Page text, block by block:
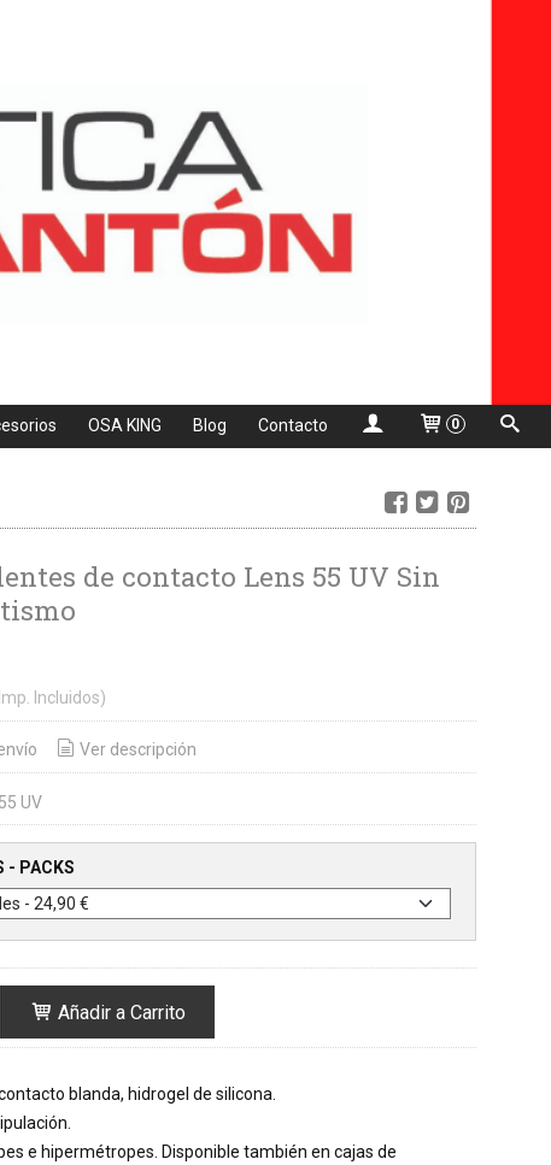
OSA KING Blog Contacto 0
de contacto Lens 55 UV Sin
Incluidos)
Ver descripción
UV
- PACKS
Añadir a Carrito
blanda, hidrogel de silicona.
e hipermétropes. Disponible también en cajas de